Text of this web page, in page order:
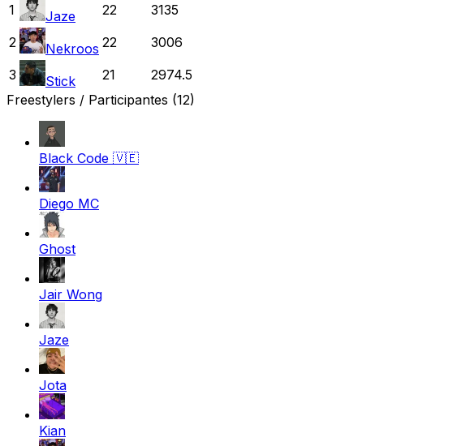
1
Jaze 22
3135
2
Nekroos 22
3006
3
Stick 21
2974.5
Freestylers / Participantes (12)
Black Code 🇻🇪
Diego MC
Ghost
Jair Wong
Jaze
Jota
Kian